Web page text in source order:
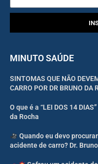
MINUTO SAÚDE
SINTOMAS QUE NÃO
CARRO POR DR BRUNO DA
O que é a “LEI DOS 14
da Rocha
Quando eu devo
acidente de carro? Dr.